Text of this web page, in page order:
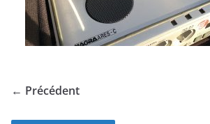
← Précédent